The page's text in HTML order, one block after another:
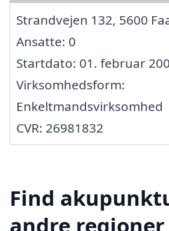
Strandvejen 132, 5600
Ansatte: 0
Startdato: 01. februar
Virksomhedsform:
Enkeltmandsvirksomhed
CVR: 26981832
Find
andre